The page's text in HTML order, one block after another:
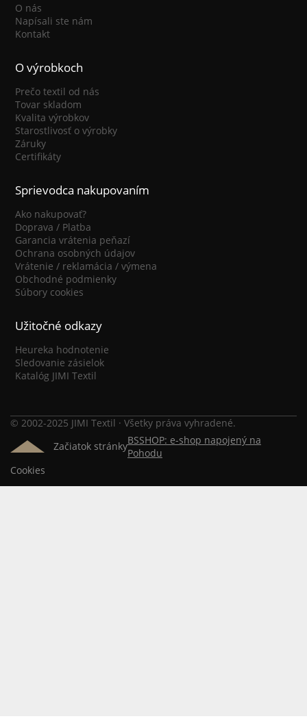
O nás
Napísali ste nám
Kontakt
O výrobkoch
Prečo textil od nás
Tovar skladom
Kvalita výrobkov
Starostlivosť o výrobky
Záruky
Certifikáty
Sprievodca nakupovaním
Ako nakupovať?
Doprava / Platba
Garancia vrátenia peňazí
Ochrana osobných údajov
Vrátenie / reklamácia / výmena
Obchodné podmienky
Súbory cookies
Užitočné odkazy
Heureka hodnotenie
Sledovanie zásielok
Katalóg JIMI Textil
© 2002-2025 JIMI Textil · Všetky práva vyhradené.
Začiatok stránkyBSSHOP: e-shop napojený na
Pohodu
Cookies